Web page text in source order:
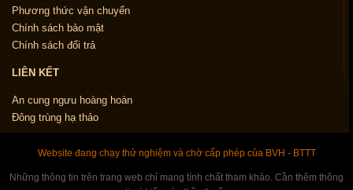
Phương thức vận chuyển
Chính sách bảo mật
Chính sách đổi trả
LIÊN KẾT
An cung ngưu hoàng hoàn
Đông trùng hạ thảo
Website đang chạy thử nghiệm và chờ cấp phép của BVH - BTTT
Những thông tin trên trang web chỉ mang tính chất tham khảo. Cần thêm thông